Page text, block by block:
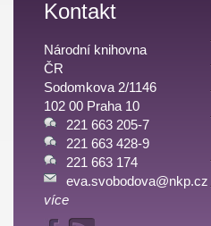
Kontakt
Národní knihovna
ČR
Sodomkova 2/1146
102 00 Praha 10
221 663 205-7
221 663 428-9
221 663 174
eva.svobodova@nkp.cz
více